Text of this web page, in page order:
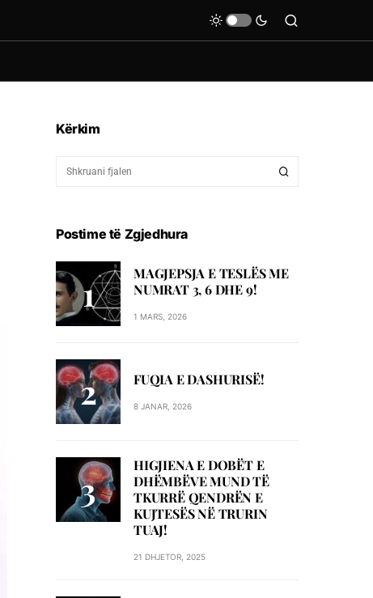
Kërkim
Postime të Zgjedhura
MAGJEPSJA E TESLËS ME
NUMRAT 3, 6 DHE 9!
1 MARS, 2026
FUQIA E DASHURISË!
8 JANAR, 2026
HIGJIENA E DOBËT E
DHËMBËVE MUND TË
TKURRË QENDRËN E
KUJTESËS NË TRURIN
TUAJ!
21 DHJETOR, 2025